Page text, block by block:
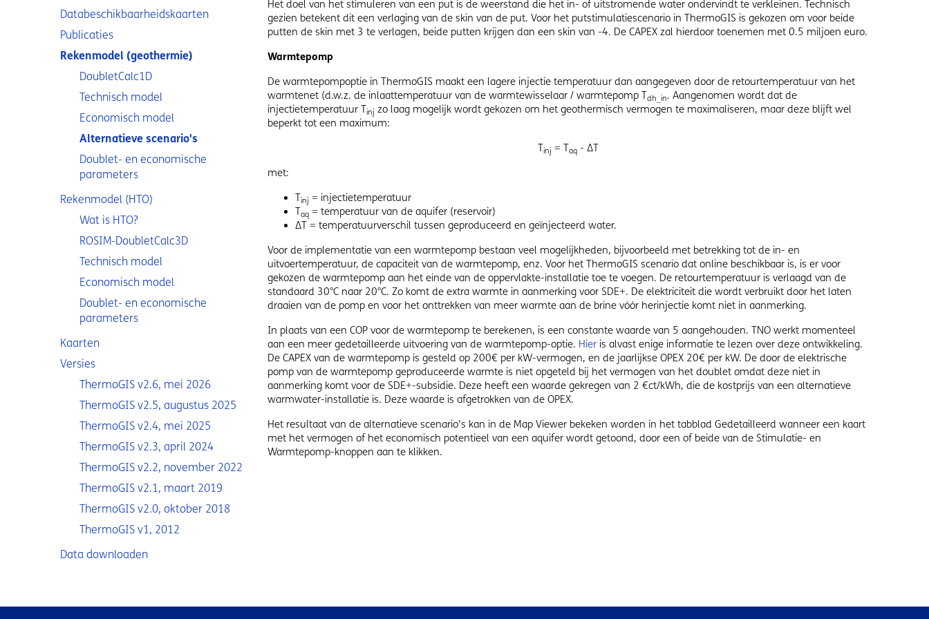
Databeschikbaarheidskaarten
Publicaties
Rekenmodel (geothermie)
DoubletCalc1D
Technisch model
Economisch model
Alternatieve scenario's
Doublet- en economische
parameters
Rekenmodel (HTO)
Wat is HTO?
ROSIM-DoubletCalc3D
Technisch model
Economisch model
Doublet- en economische
parameters
Kaarten
Versies
ThermoGIS v2.6, mei 2026
ThermoGIS v2.5, augustus 2025
ThermoGIS v2.4, mei 2025
ThermoGIS v2.3, april 2024
ThermoGIS v2.2, november 2022
ThermoGIS v2.1, maart 2019
ThermoGIS v2.0, oktober 2018
ThermoGIS v1, 2012
Data downloaden
Het doel van het stimuleren van een put is de weerstand die het in- of uitstromende water ondervindt te verkleinen. Technisch
gezien betekent dit een verlaging van de skin van de put. Voor het putstimulatiescenario in ThermoGIS is gekozen om voor beide
putten de skin met 3 te verlagen, beide putten krijgen dan een skin van -4. De CAPEX zal hierdoor toenemen met 0.5 miljoen euro.
Warmtepomp
De warmtepompoptie in ThermoGIS maakt een lagere injectie temperatuur dan aangegeven door de retourtemperatuur van het
warmtenet (d.w.z. de inlaattemperatuur van de warmtewisselaar / warmtepomp Tdh_in. Aangenomen wordt dat de
injectietemperatuur Tinj zo laag mogelijk wordt gekozen om het geothermisch vermogen te maximaliseren, maar deze blijft wel
beperkt tot een maximum:
Tinj = Taq - ΔT
met:
Tinj = injectietemperatuur
Taq = temperatuur van de aquifer (reservoir)
ΔT = temperatuurverschil tussen geproduceerd en geïnjecteerd water.
Voor de implementatie van een warmtepomp bestaan veel mogelijkheden, bijvoorbeeld met betrekking tot de in- en
uitvoertemperatuur, de capaciteit van de warmtepomp, enz. Voor het ThermoGIS scenario dat online beschikbaar is, is er voor
gekozen de warmtepomp aan het einde van de oppervlakte-installatie toe te voegen. De retourtemperatuur is verlaagd van de
standaard 30°C naar 20°C. Zo komt de extra warmte in aanmerking voor SDE+. De elektriciteit die wordt verbruikt door het laten
draaien van de pomp en voor het onttrekken van meer warmte aan de brine vóór herinjectie komt niet in aanmerking.
In plaats van een COP voor de warmtepomp te berekenen, is een constante waarde van 5 aangehouden. TNO werkt momenteel
aan een meer gedetailleerde uitvoering van de warmtepomp-optie. Hier is alvast enige informatie te lezen over deze ontwikkeling.
De CAPEX van de warmtepomp is gesteld op 200€ per kW-vermogen, en de jaarlijkse OPEX 20€ per kW. De door de elektrische
pomp van de warmtepomp geproduceerde warmte is niet opgeteld bij het vermogen van het doublet omdat deze niet in
aanmerking komt voor de SDE+-subsidie. Deze heeft een waarde gekregen van 2 €ct/kWh, die de kostprijs van een alternatieve
warmwater-installatie is. Deze waarde is afgetrokken van de OPEX.
Het resultaat van de alternatieve scenario's kan in de Map Viewer bekeken worden in het tabblad Gedetailleerd wanneer een kaart
met het vermogen of het economisch potentieel van een aquifer wordt getoond, door een of beide van de Stimulatie- en
Warmtepomp-knoppen aan te klikken.